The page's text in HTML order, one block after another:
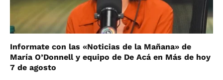
Informate con las «Noticias de la Mañana» de
María O’Donnell y equipo de De Acá en Más de hoy
7 de agosto